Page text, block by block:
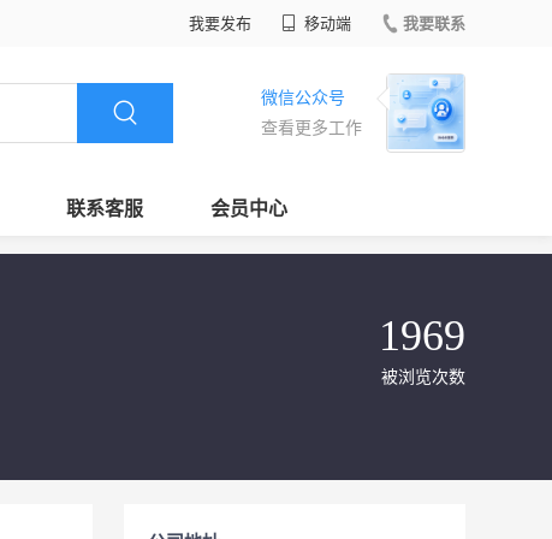
我要发布 移动端 我要联系
微信公众号
查看更多工作
联系客服 会员中心
1969
被浏览次数